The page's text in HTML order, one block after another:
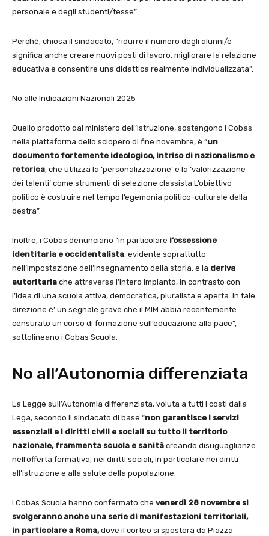
personale e degli studenti/tesse”.
Perchè, chiosa il sindacato, “ridurre il numero degli alunni/e
significa anche creare nuovi posti di lavoro, migliorare la relazione
educativa e consentire una didattica realmente individualizzata”.
No alle Indicazioni Nazionali 2025
Quello prodotto dal ministero dell’Istruzione, sostengono i Cobas
nella piattaforma dello sciopero di fine novembre, è “un
documento fortemente ideologico, intriso di nazionalismo e
retorica, che utilizza la ‘personalizzazione’ e la ‘valorizzazione
dei talenti’ come strumenti di selezione classista L’obiettivo
politico è costruire nel tempo l’egemonia politico-culturale della
destra”.
Inoltre, i Cobas denunciano “in particolare l’ossessione
identitaria e occidentalista, evidente soprattutto
nell’impostazione dell’insegnamento della storia, e la deriva
autoritaria che attraversa l’intero impianto, in contrasto con
l’idea di una scuola attiva, democratica, pluralista e aperta. In tale
direzione è’ un segnale grave che il MIM abbia recentemente
censurato un corso di formazione sull’educazione alla pace”,
sottolineano i Cobas Scuola.
No all’Autonomia differenziata
La Legge sull’Autonomia differenziata, voluta a tutti i costi dalla
Lega, secondo il sindacato di base “non garantisce i servizi
essenziali e i diritti civili e sociali su tutto il territorio
nazionale, frammenta scuola e sanità creando disuguaglianze
nell’offerta formativa, nei diritti sociali, in particolare nei diritti
all’istruzione e alla salute della popolazione.
I Cobas Scuola hanno confermato che venerdì 28 novembre si
svolgeranno anche una serie di manifestazioni territoriali,
in particolare a Roma,dove il corteo si sposterà da Piazza